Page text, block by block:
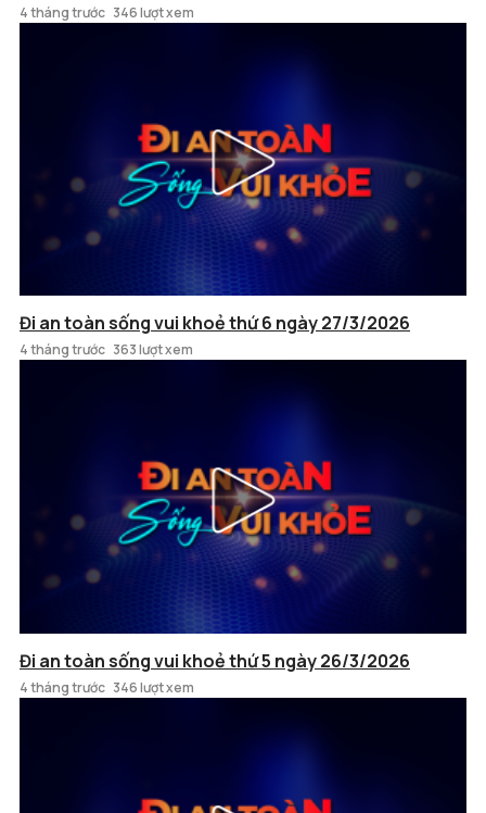
4 tháng trước 346 lượt xem
Đi an toàn sống vui khoẻ thứ 6 ngày 27/3/2026
4 tháng trước 363 lượt xem
Đi an toàn sống vui khoẻ thứ 5 ngày 26/3/2026
4 tháng trước 346 lượt xem